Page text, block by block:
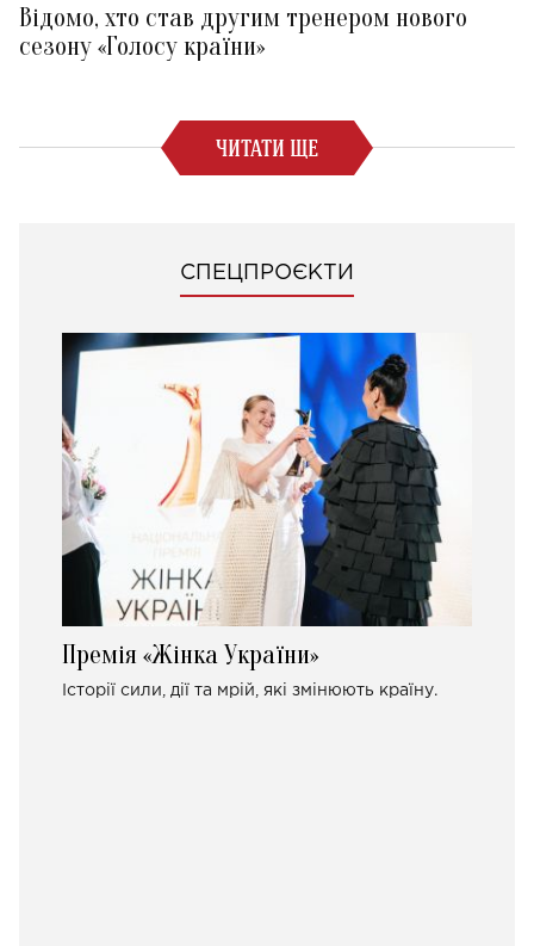
Відомо, хто став другим тренером нового
сезону «Голосу країни»
ЧИТАТИ ЩЕ
СПЕЦПРОЄКТИ
Премія «Жінка України»
Історії сили, дії та мрій, які змінюють країну.